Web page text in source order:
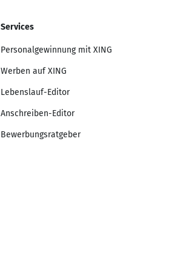
Services
Personalgewinnung mit XING
Werben auf XING
Lebenslauf-Editor
Anschreiben-Editor
Bewerbungsratgeber